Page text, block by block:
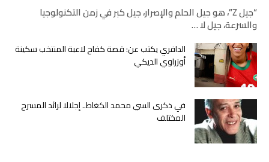
“جيل Z”، هو جيل الحلم والإصرار، جيل كبر في زمن التكنولوجيا
والسرعة، جيل لا …
الدافري يكتب عن: قصة كفاح لاعبة المنتخب سكينة
أوزراوي الديكي
في ذكرى السي محمد الكغاط.. إجلالا لرائد المسرح
المختلف